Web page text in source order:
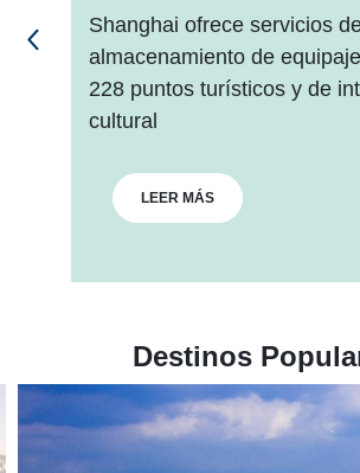
Shanghai ofrece servicios
almacenamiento de
228 puntos turísticos y de
cultural
LEER MÁS
Destinos